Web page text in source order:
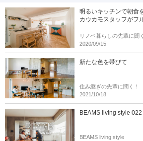
明るいキッチンで朝食
カウカモスタッフがフ
リノベ暮らしの先輩に聞
2020/09/15
新たな色を帯びて
住み継ぎの先輩に聞く！
2021/10/18
BEAMS living style
BEAMS living style